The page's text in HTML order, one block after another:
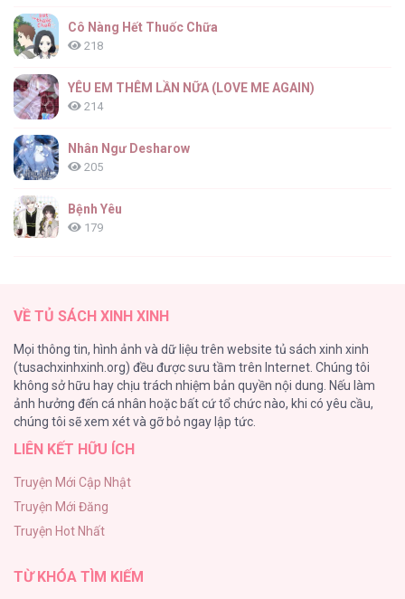
Cô Nàng Hết Thuốc Chữa
218
YÊU EM THÊM LẦN NỮA (LOVE ME AGAIN)
214
Nhân Ngư Desharow
205
Bệnh Yêu
179
135
Đứa Nhỏ Không Phải Là Con Anh
124
Vương Miện Lục Bảo
Mùa Xuân Hoa Nở
103
VỀ TỦ SÁCH XINH XINH
Mọi thông tin, hình ảnh và dữ liệu trên website tủ sách xinh xinh
(tusachxinhxinh.org) đều được sưu tầm trên Internet. Chúng tôi
không sở hữu hay chịu trách nhiệm bản quyền nội dung. Nếu làm
ảnh hưởng đến cá nhân hoặc bất cứ tổ chức nào, khi có yêu cầu,
chúng tôi sẽ xem xét và gỡ bỏ ngay lập tức.
LIÊN KẾT HỮU ÍCH
Truyện Mới Cập Nhật
Truyện Mới Đăng
Truyện Hot Nhất
TỪ KHÓA TÌM KIẾM